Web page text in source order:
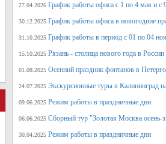
27.04.2026 График работы офиса с 1 по 4 мая и с
30.12.2025 График работы офиса в новогодние
31.10.2025 График работы в период с 01 по 04
15.10.2025 Рязань - столица нового года в
01.08.2025 Осенний праздник фонтанов в
24.07.2025 Экскурсионные туры в Калининград
09.06.2025 Режим работы в праздничные дни
06.06.2025 Сборный тур "Золотая Москва осень-
30.04.2025 Режим работы в праздничные дни